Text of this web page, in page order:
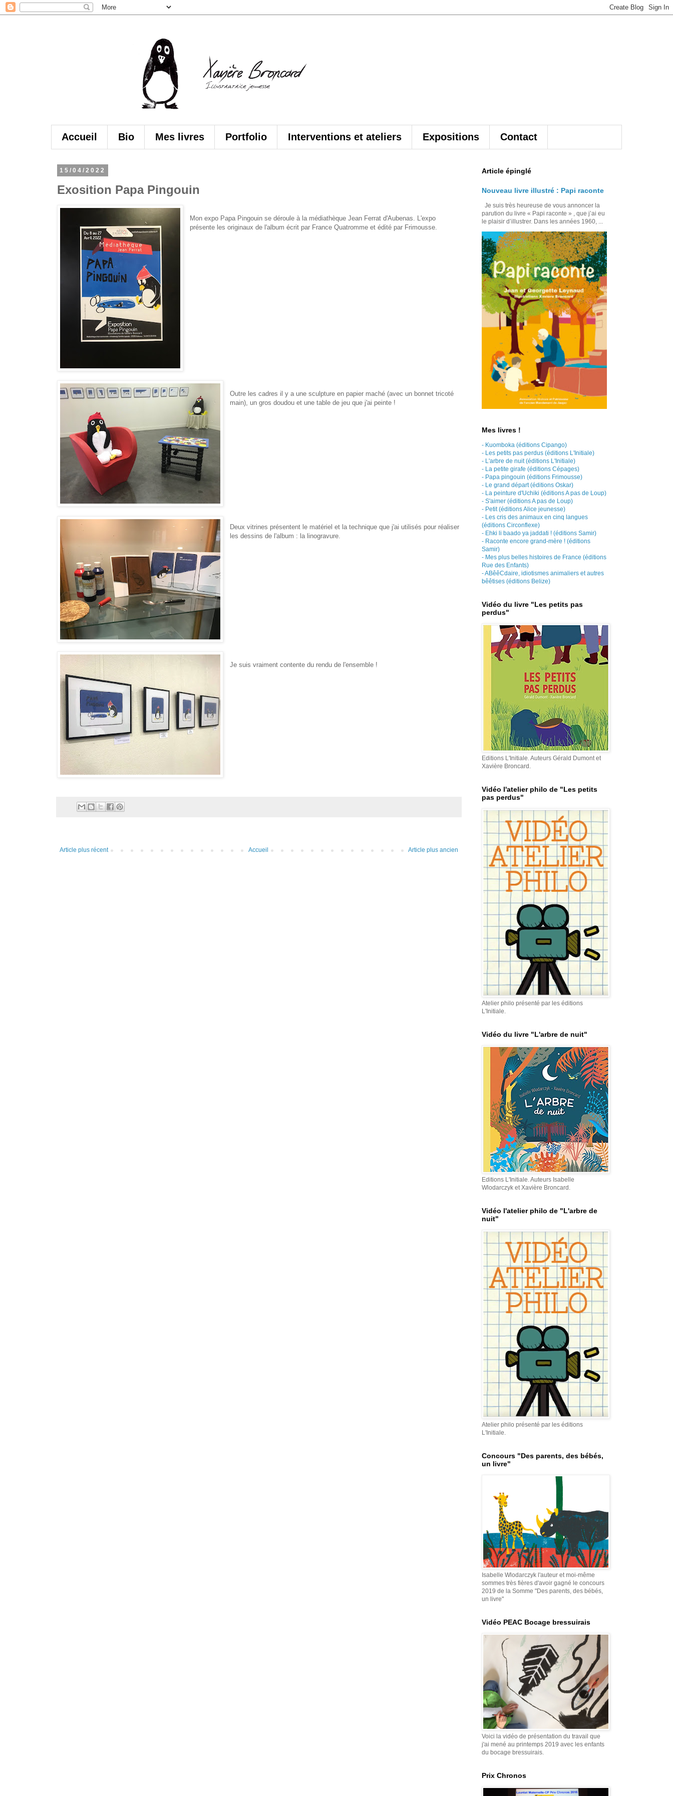
Accueil Bio Mes livres Portfolio Interventions et ateliers Expositions Contact
15/04/2022
Exosition Papa Pingouin
Mon expo Papa Pingouin se déroule à la médiathèque Jean Ferrat d'Aubenas. L'expo
présente les originaux de l'album écrit par France Quatromme et édité par Frimousse.
Outre les cadres il y a une sculpture en papier maché (avec un bonnet tricoté
main), un gros doudou et une table de jeu que j'ai peinte !
Deux vitrines présentent le matériel et la technique que j'ai utilisés pour réaliser
les dessins de l'album : la linogravure.
Je suis vraiment contente du rendu de l'ensemble !
Article plus récent Article plus ancien
Accueil
Article épinglé
Nouveau livre illustré : Papi raconte
Je suis très heureuse de vous annoncer la
parution du livre « Papi raconte » , que j’ai eu
le plaisir d’illustrer. Dans les années 1960, ...
Mes livres !
- Kuomboka (éditions Cipango)
- Les petits pas perdus (éditions L'Initiale)
- L'arbre de nuit (éditions L'Initiale)
- La petite girafe (éditions Cépages)
- Papa pingouin (éditions Frimousse)
- Le grand départ (éditions Oskar)
- La peinture d'Uchiki (éditions A pas de Loup)
- S'aimer (éditions A pas de Loup)
- Petit (éditions Alice jeunesse)
- Les cris des animaux en cinq langues
(éditions Circonflexe)
- Ehki li baado ya jaddati ! (éditions Samir)
- Raconte encore grand-mère ! (éditions
Samir)
- Mes plus belles histoires de France (éditions
Rue des Enfants)
- ABêêCdaire, idiotismes animaliers et autres
bêêtises (éditions Belize)
Vidéo du livre "Les petits pas
perdus"
Editions L'Initiale. Auteurs Gérald Dumont et
Xavière Broncard.
Vidéo l'atelier philo de "Les petits
pas perdus"
Atelier philo présenté par les éditions
L'Initiale.
Vidéo du livre "L'arbre de nuit"
Editions L'Initiale. Auteurs Isabelle
Wlodarczyk et Xavière Broncard.
Vidéo l'atelier philo de "L'arbre de
nuit"
Atelier philo présenté par les éditions
L'Initiale.
Concours "Des parents, des bébés,
un livre"
Isabelle Wlodarczyk l'auteur et moi-même
sommes très fières d'avoir gagné le concours
2019 de la Somme "Des parents, des bébés,
un livre"
Vidéo PEAC Bocage bressuirais
Voici la vidéo de présentation du travail que
j'ai mené au printemps 2019 avec les enfants
du bocage bressuirais.
Prix Chronos